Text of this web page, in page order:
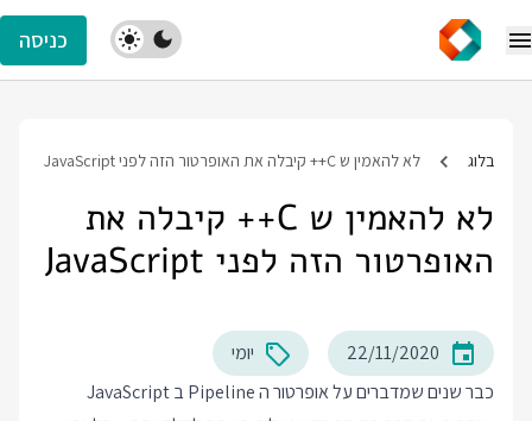
כניסה
בלוג לא להאמין ש C++ קיבלה את האופרטור הזה לפני JavaScript
לא להאמין ש C++ קיבלה את
האופרטור הזה לפני JavaScript
22/11/2020
יומי
כבר שנים שמדברים על אופרטור ה Pipeline ב JavaScript